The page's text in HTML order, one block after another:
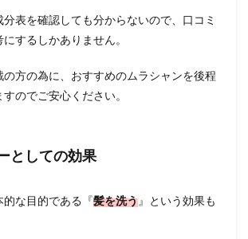
分表を確認しても分からないので、口コミ
するしかありません。
の方の為に、おすすめのムラシャンを後程
のでご安心ください。
としての効果
な目的である『髪を洗う』という効果も